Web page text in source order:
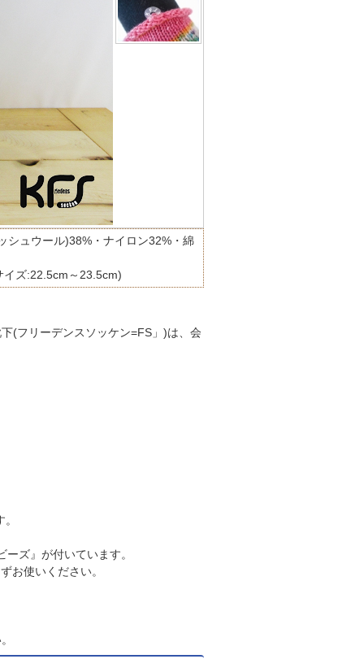
シュウール)38%・ナイロン32%・綿
ズ:22.5cm～23.5cm)
(フリーデンスソッケン=FS」)は、会
ズ』が付いています。
お使いください。